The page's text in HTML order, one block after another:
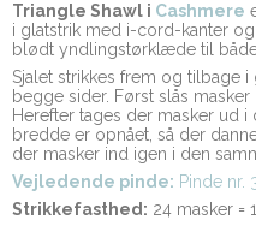
Triangle Shawl i Cashmere
i glatstrik med i-cord-kanter
blødt yndlingstørklæde til
Sjalet strikkes frem og tilbage
begge sider. Først slås
Herefter tages der masker ud
bredde er opnået, så der
der masker ind igen i den
Vejledende pinde: Pinde nr.
Strikkefasthed: 24 masker =